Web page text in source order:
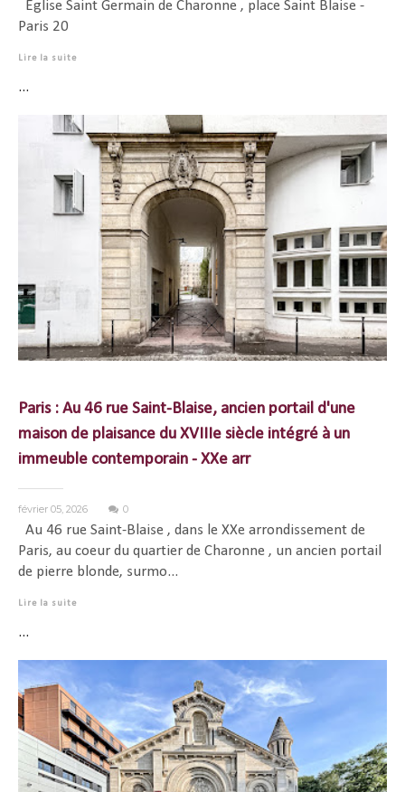
Église Saint Germain de Charonne , place Saint Blaise -
Paris 20
Lire la suite
...
Paris : Au 46 rue Saint-Blaise, ancien portail d'une
maison de plaisance du XVIIIe siècle intégré à un
immeuble contemporain - XXe arr
février 05, 2026 0
Au 46 rue Saint-Blaise , dans le XXe arrondissement de
Paris, au coeur du quartier de Charonne , un ancien portail
de pierre blonde, surmo...
Lire la suite
...